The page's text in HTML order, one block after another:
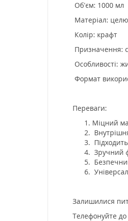
Об’єм: 1000 мл
Матеріал:
Колір: крафт
Призначення:
Особливості:
Формат
Переваги:
Міцний
Зручний
Залишилися
Телефонуйте